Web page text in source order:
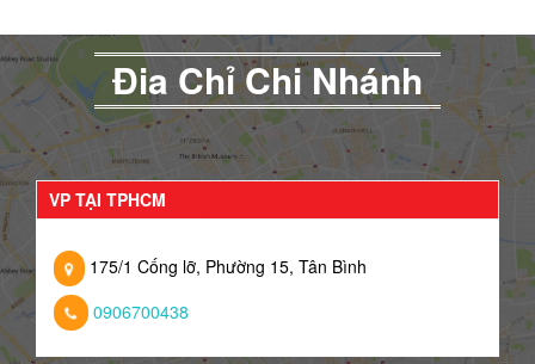
Đia Chỉ Chi Nhánh
VP TẠI TPHCM
175/1 Cống lỡ, Phường 15, Tân Bình
0906700438